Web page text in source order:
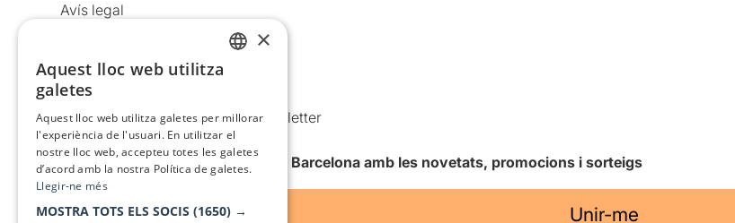
Avís legal
Política de cookies
Condicions d’ús
Comunicacions comercials i Newsletter
Anuncia’t
Vull rebre la newsletter de Teatre Barcelona amb les novetats, promocions i sorteigs
Unir-me
×
Aquest lloc web utilitza
galetes
Aquest lloc web utilitza galetes per millorar
l'experiència de l'usuari. En utilitzar el
nostre lloc web, accepteu totes les galetes
d’acord amb la nostra Política de galetes.
Llegir-ne més
MOSTRA TOTS ELS SOCIS (1650) →